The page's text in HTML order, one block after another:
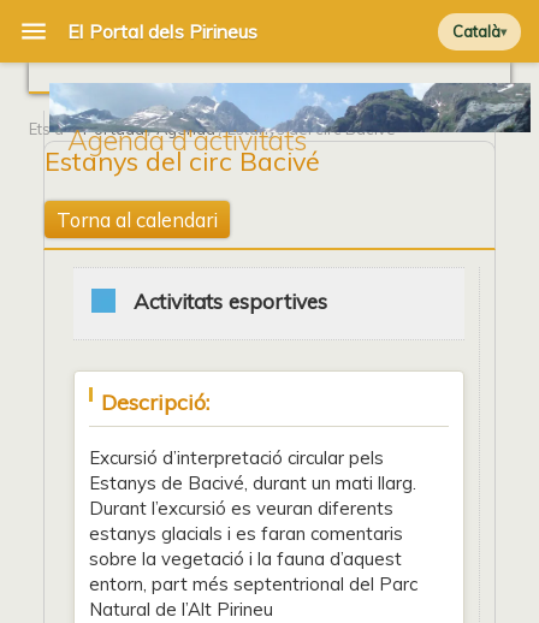
Català
Agenda d'activitats
Ets a Portada/Agenda/ Estanys del circ Bacivé
Estanys del circ Bacivé
Torna al calendari
Activitats esportives
Descripció:
Excursió d’interpretació circular pels
Estanys de Bacivé, durant un mati llarg.
Durant l’excursió es veuran diferents
estanys glacials i es faran comentaris
sobre la vegetació i la fauna d’aquest
entorn, part més septentrional del Parc
Natural de l’Alt Pirineu